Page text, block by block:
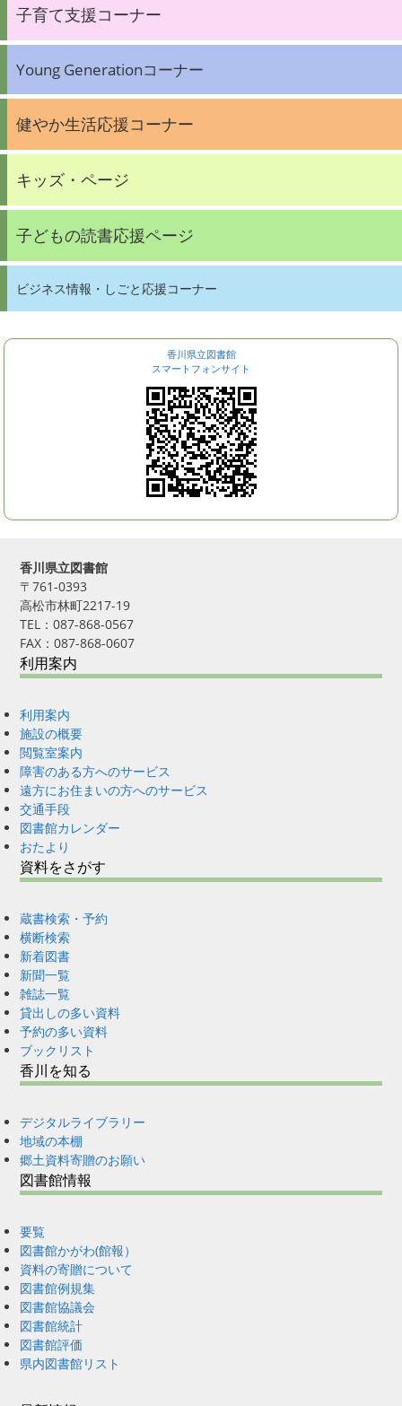
子育て支援コーナー
Young Generationコーナー
健やか生活応援コーナー
キッズ・ページ
子どもの読書応援ページ
ビジネス情報・しごと応援コーナー
香川県立図書館
スマートフォンサイト
香川県立図書館
〒761-0393
高松市林町2217-19
TEL：087-868-0567
FAX：087-868-0607
利用案内
利用案内
施設の概要
閲覧室案内
障害のある方へのサービス
遠方にお住まいの方へのサービス
交通手段
図書館カレンダー
おたより
資料をさがす
蔵書検索・予約
横断検索
新着図書
新聞一覧
雑誌一覧
貸出しの多い資料
予約の多い資料
ブックリスト
香川を知る
デジタルライブラリー
地域の本棚
郷土資料寄贈のお願い
図書館情報
要覧
図書館かがわ(館報）
資料の寄贈について
図書館例規集
図書館協議会
図書館統計
図書館評価
県内図書館リスト